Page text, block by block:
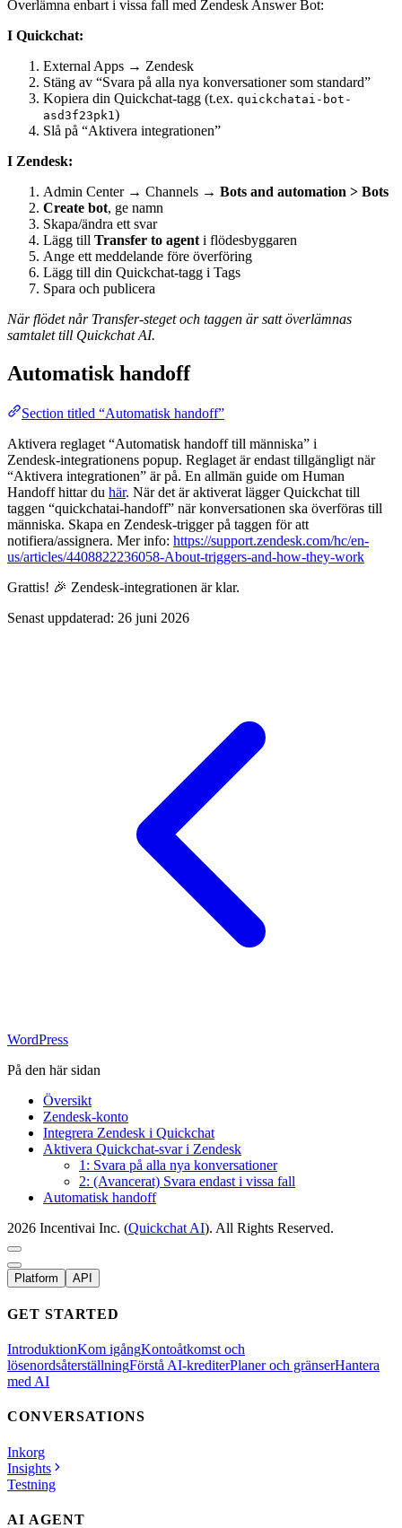
Överlämna enbart i vissa fall med Zendesk Answer Bot:
I Quickchat:
External Apps → Zendesk
Stäng av “Svara på alla nya konversationer som standard”
Kopiera din Quickchat‑tagg (t.ex. quickchatai-bot-
asd3f23pk1 )
Slå på “Aktivera integrationen”
I Zendesk:
Admin Center → Channels → Bots and automation > Bots
Create bot, ge namn
Skapa/ändra ett svar
Lägg till Transfer to agent i flödesbyggaren
Ange ett meddelande före överföring
Lägg till din Quickchat‑tagg i Tags
Spara och publicera
När flödet når Transfer‑steget och taggen är satt överlämnas
samtalet till Quickchat AI.
Automatisk handoff
Section titled “Automatisk handoff”
Aktivera reglaget “Automatisk handoff till människa” i
Zendesk‑integrationens popup. Reglaget är endast tillgängligt när
“Aktivera integrationen” är på. En allmän guide om Human
Handoff hittar du här. När det är aktiverat lägger Quickchat till
taggen “quickchatai-handoff” när konversationen ska överföras till
människa. Skapa en Zendesk‑trigger på taggen för att
notifiera/assignera. Mer info: https://support.zendesk.com/hc/en-
us/articles/4408822236058-About-triggers-and-how-they-work
Grattis! 🎉 Zendesk‑integrationen är klar.
Senast uppdaterad: 26 juni 2026
WordPress
På den här sidan
Översikt
Zendesk‑konto
Integrera Zendesk i Quickchat
Aktivera Quickchat‑svar i Zendesk
1: Svara på alla nya konversationer
2: (Avancerat) Svara endast i vissa fall
Automatisk handoff
2026 Incentivai Inc. (Quickchat AI). All Rights Reserved.
Platform API
GET STARTED
IntroduktionKom igångKontoåtkomst och
lösenordsåterställningFörstå AI-krediterPlaner och gränserHantera
med AI
CONVERSATIONS
Inkorg
Insights
Testning
AI AGENT